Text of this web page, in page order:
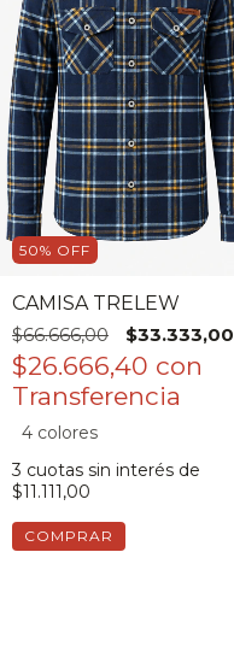
50% OFF
CAMISA TRELEW
$66.666,00
$33.333,00
$26.666,40 con
4 colores
3 cuotas sin interés de
$11.111,00
COMPRAR